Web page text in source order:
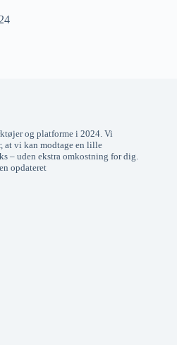
og platforme i 2024. Vi
at vi kan modtage en lille
– uden ekstra omkostning for dig.
opdateret